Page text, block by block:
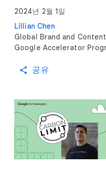
2024년 2월 1일
Lillian Chen
Global Brand and
Google Accelerator
공유